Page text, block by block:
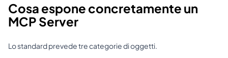
Cosa espone concretamente un
MCP Server
Lo standard prevede tre categorie di oggetti.